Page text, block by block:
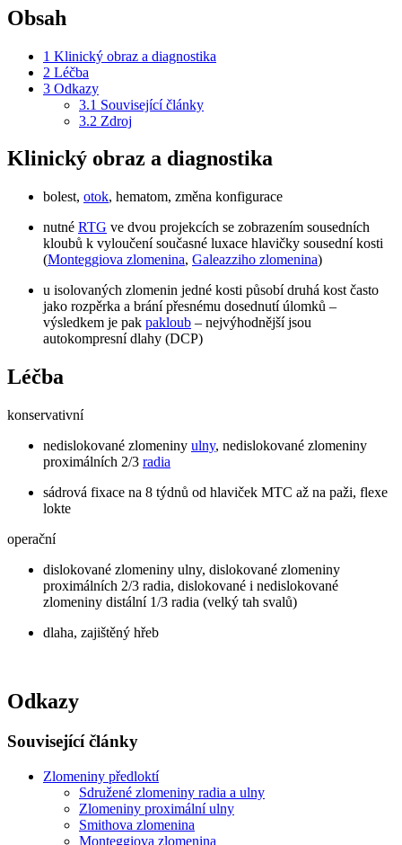
Obsah
1 Klinický obraz a diagnostika
2 Léčba
3 Odkazy
3.1 Související články
3.2 Zdroj
Klinický obraz a diagnostika
bolest, otok, hematom, změna konfigurace
nutné RTG ve dvou projekcích se zobrazením sousedních
kloubů k vyloučení současné luxace hlavičky sousední kosti
(Monteggiova zlomenina, Galeazziho zlomenina)
u isolovaných zlomenin jedné kosti působí druhá kost často
jako rozpěrka a brání přesnému dosednutí úlomků –
výsledkem je pak pakloub – nejvýhodnější jsou
autokompresní dlahy (DCP)
Léčba
konservativní
nedislokované zlomeniny ulny, nedislokované zlomeniny
proximálních 2/3 radia
sádrová fixace na 8 týdnů od hlaviček MTC až na paži, flexe
lokte
operační
dislokované zlomeniny ulny, dislokované zlomeniny
proximálních 2/3 radia, dislokované i nedislokované
zlomeniny distální 1/3 radia (velký tah svalů)
dlaha, zajištěný hřeb
Odkazy
Související články
Zlomeniny předloktí
Sdružené zlomeniny radia a ulny
Zlomeniny proximální ulny
Smithova zlomenina
Monteggiova zlomenina